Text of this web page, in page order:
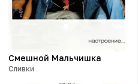
Смешной Мальчишка
Сливки